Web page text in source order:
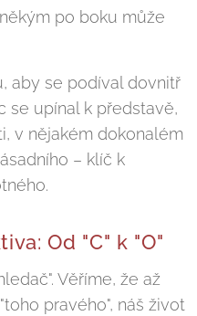
po boku může
aby se podíval dovnitř
se upínal k představě,
v nějakém dokonalém
– klíč k
Od "C" k "O"
Věříme, že až
pravého", náš život